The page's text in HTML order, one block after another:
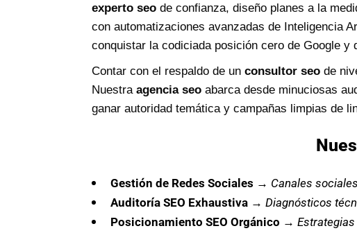
experto seo de confianza, diseño planes a la
con automatizaciones avanzadas de Inteligencia
conquistar la codiciada posición cero de Google
Contar con el respaldo de un consultor seo de
Nuestra agencia seo abarca desde minuciosas
ganar autoridad temática y campañas limpias de
Gestión de Redes Sociales → Canales
Auditoría SEO Exhaustiva → Diagnósticos
Posicionamiento SEO Orgánico →